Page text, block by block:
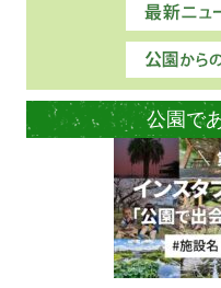
公園で